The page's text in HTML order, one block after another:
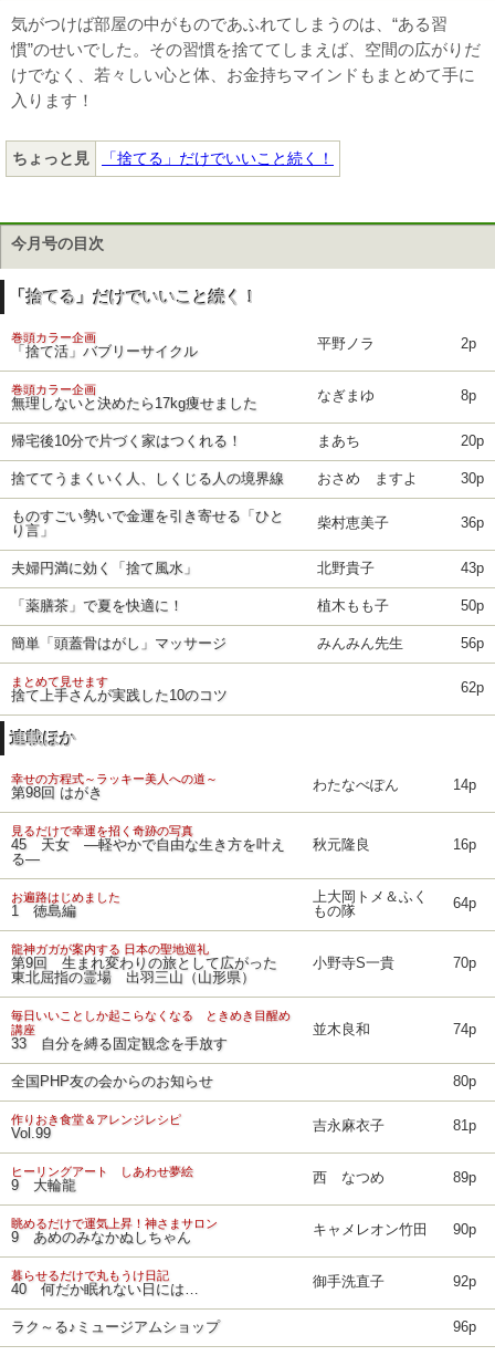
気がつけば部屋の中がものであふれてしまうのは、“ある習
慣”のせいでした。その習慣を捨ててしまえば、空間の広がりだ
けでなく、若々しい心と体、お金持ちマインドもまとめて手に
入ります！
ちょっと見 「捨てる」だけでいいこと続く！
今月号の目次
「捨てる」だけでいいこと続く！
巻頭カラー企画
「捨て活」バブリーサイクル 平野ノラ 2p
巻頭カラー企画
無理しないと決めたら17kg痩せました なぎまゆ 8p
帰宅後10分で片づく家はつくれる！ まあち 20p
捨ててうまくいく人、しくじる人の境界線 おさめ ますよ 30p
ものすごい勢いで金運を引き寄せる「ひと
り言」
柴村恵美子 36p
夫婦円満に効く「捨て風水」 北野貴子 43p
「薬膳茶」で夏を快適に！ 植木もも子 50p
簡単「頭蓋骨はがし」マッサージ みんみん先生 56p
まとめて見せます
捨て上手さんが実践した10のコツ 62p
連載ほか
幸せの方程式～ラッキー美人への道～
第98回 はがき わたなべぽん 14p
見るだけで幸運を招く奇跡の写真
45 天女 ―軽やかで自由な生き方を叶え
る―
秋元隆良 16p
お遍路はじめました
1 徳島編
上大岡トメ＆ふく
もの隊
64p
龍神ガガが案内する 日本の聖地巡礼
第9回 生まれ変わりの旅として広がった
東北屈指の霊場 出羽三山（山形県）
小野寺S一貴 70p
毎日いいことしか起こらなくなる ときめき目醒め
講座
33 自分を縛る固定観念を手放す
並木良和 74p
全国PHP友の会からのお知らせ 80p
作りおき食堂＆アレンジレシピ
Vol.99 吉永麻衣子 81p
ヒーリングアート しあわせ夢絵
9 大輪龍 西 なつめ 89p
眺めるだけで運気上昇！神さまサロン
9 あめのみなかぬしちゃん キャメレオン竹田 90p
暮らせるだけで丸もうけ日記
40 何だか眠れない日には… 御手洗直子 92p
ラク～る♪ミュージアムショップ 96p